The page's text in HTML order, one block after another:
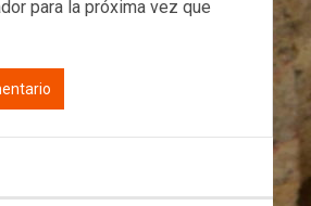
para la próxima vez que